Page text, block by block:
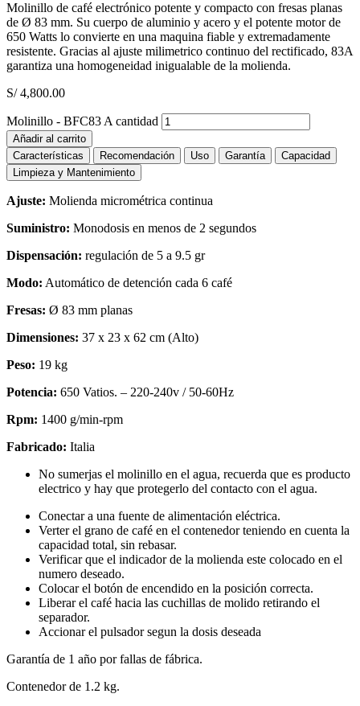
Molinillo de café electrónico potente y compacto con fresas planas
de Ø 83 mm. Su cuerpo de aluminio y acero y el potente motor de
650 Watts lo convierte en una maquina fiable y extremadamente
resistente. Gracias al ajuste milimetrico continuo del rectificado, 83A
garantiza una homogeneidad inigualable de la molienda.
S/4,800.00
Molinillo - BFC83 A cantidad
Añadir al carrito
Características
Recomendación Uso Garantía
Capacidad
Limpieza y Mantenimiento
Ajuste: Molienda micrométrica continua
Suministro: Monodosis en menos de 2 segundos
Dispensación: regulación de 5 a 9.5 gr
Modo: Automático de detención cada 6 café
Fresas: Ø 83 mm planas
Dimensiones: 37 x 23 x 62 cm (Alto)
Peso: 19 kg
Potencia: 650 Vatios. – 220-240v / 50-60Hz
Rpm: 1400 g/min-rpm
Fabricado: Italia
No sumerjas el molinillo en el agua, recuerda que es producto
electrico y hay que protegerlo del contacto con el agua.
Conectar a una fuente de alimentación eléctrica.
Verter el grano de café en el contenedor teniendo en cuenta la
capacidad total, sin rebasar.
Verificar que el indicador de la molienda este colocado en el
numero deseado.
Colocar el botón de encendido en la posición correcta.
Liberar el café hacia las cuchillas de molido retirando el
separador.
Accionar el pulsador segun la dosis deseada
Garantía de 1 año por fallas de fábrica.
Contenedor de 1.2 kg.